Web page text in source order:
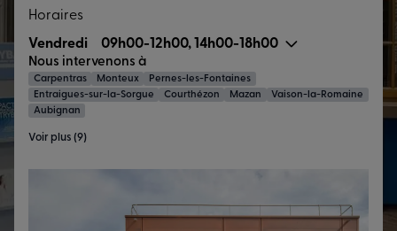
Horaires
Vendredi
09h00-12h00, 14h00-18h00
Nous intervenons à
Carpentras Monteux
Pernes-les-Fontaines
Entraigues-sur-la-Sorgue
Courthézon Mazan
Vaison-la-Romaine
Aubignan
Voir plus (9)